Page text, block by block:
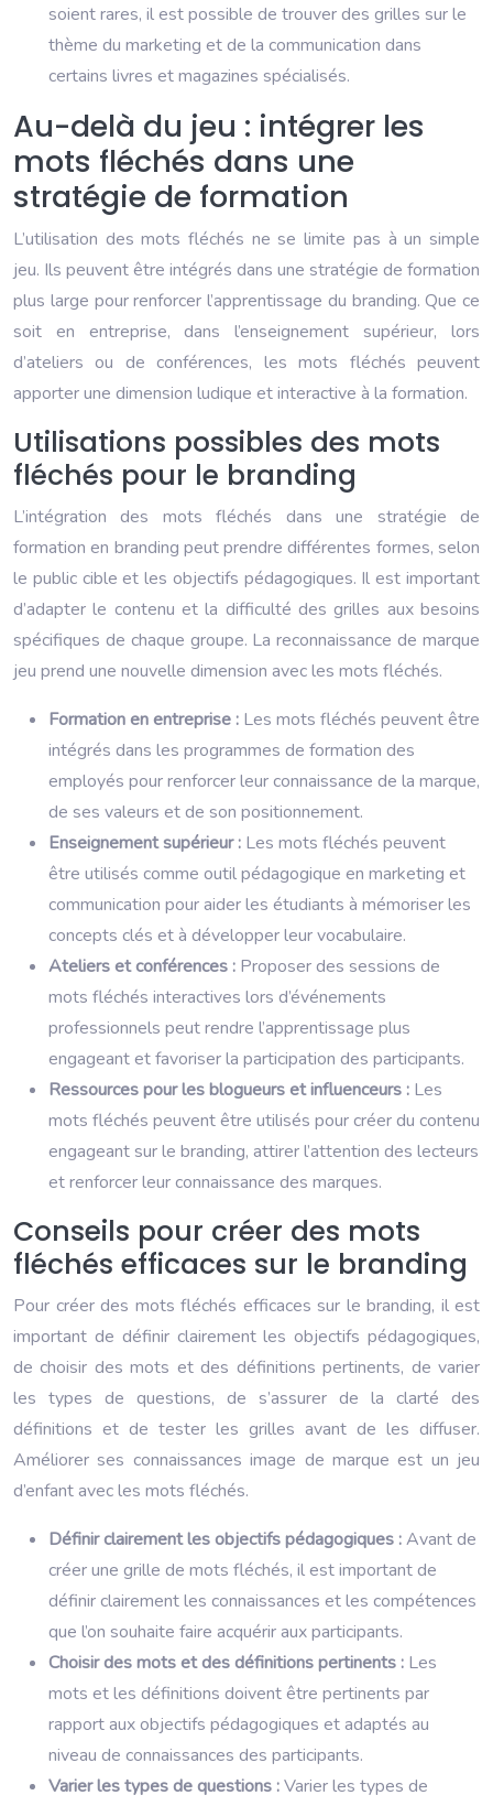
soient rares, il est possible de trouver des grilles sur le
thème du marketing et de la communication dans
certains livres et magazines spécialisés.
Au-delà du jeu : intégrer les
mots fléchés dans une
stratégie de formation
L’utilisation des mots fléchés ne se limite pas à un simple
jeu. Ils peuvent être intégrés dans une stratégie de formation
plus large pour renforcer l’apprentissage du branding. Que ce
soit en entreprise, dans l’enseignement supérieur, lors
d’ateliers ou de conférences, les mots fléchés peuvent
apporter une dimension ludique et interactive à la formation.
Utilisations possibles des mots
fléchés pour le branding
L’intégration des mots fléchés dans une stratégie de
formation en branding peut prendre différentes formes, selon
le public cible et les objectifs pédagogiques. Il est important
d’adapter le contenu et la difficulté des grilles aux besoins
spécifiques de chaque groupe. La reconnaissance de marque
jeu prend une nouvelle dimension avec les mots fléchés.
Formation en entreprise : Les mots fléchés peuvent être
intégrés dans les programmes de formation des
employés pour renforcer leur connaissance de la marque,
de ses valeurs et de son positionnement.
Enseignement supérieur : Les mots fléchés peuvent
être utilisés comme outil pédagogique en marketing et
communication pour aider les étudiants à mémoriser les
concepts clés et à développer leur vocabulaire.
Ateliers et conférences : Proposer des sessions de
mots fléchés interactives lors d’événements
professionnels peut rendre l’apprentissage plus
engageant et favoriser la participation des participants.
Ressources pour les blogueurs et influenceurs : Les
mots fléchés peuvent être utilisés pour créer du contenu
engageant sur le branding, attirer l’attention des lecteurs
et renforcer leur connaissance des marques.
Conseils pour créer des mots
fléchés efficaces sur le branding
Pour créer des mots fléchés efficaces sur le branding, il est
important de définir clairement les objectifs pédagogiques,
de choisir des mots et des définitions pertinents, de varier
les types de questions, de s’assurer de la clarté des
définitions et de tester les grilles avant de les diffuser.
Améliorer ses connaissances image de marque est un jeu
d’enfant avec les mots fléchés.
Définir clairement les objectifs pédagogiques :Avant de
créer une grille de mots fléchés, il est important de
définir clairement les connaissances et les compétences
que l’on souhaite faire acquérir aux participants.
Choisir des mots et des définitions pertinents : Les
mots et les définitions doivent être pertinents par
rapport aux objectifs pédagogiques et adaptés au
niveau de connaissances des participants.
Varier les types de questions :Varier les types de